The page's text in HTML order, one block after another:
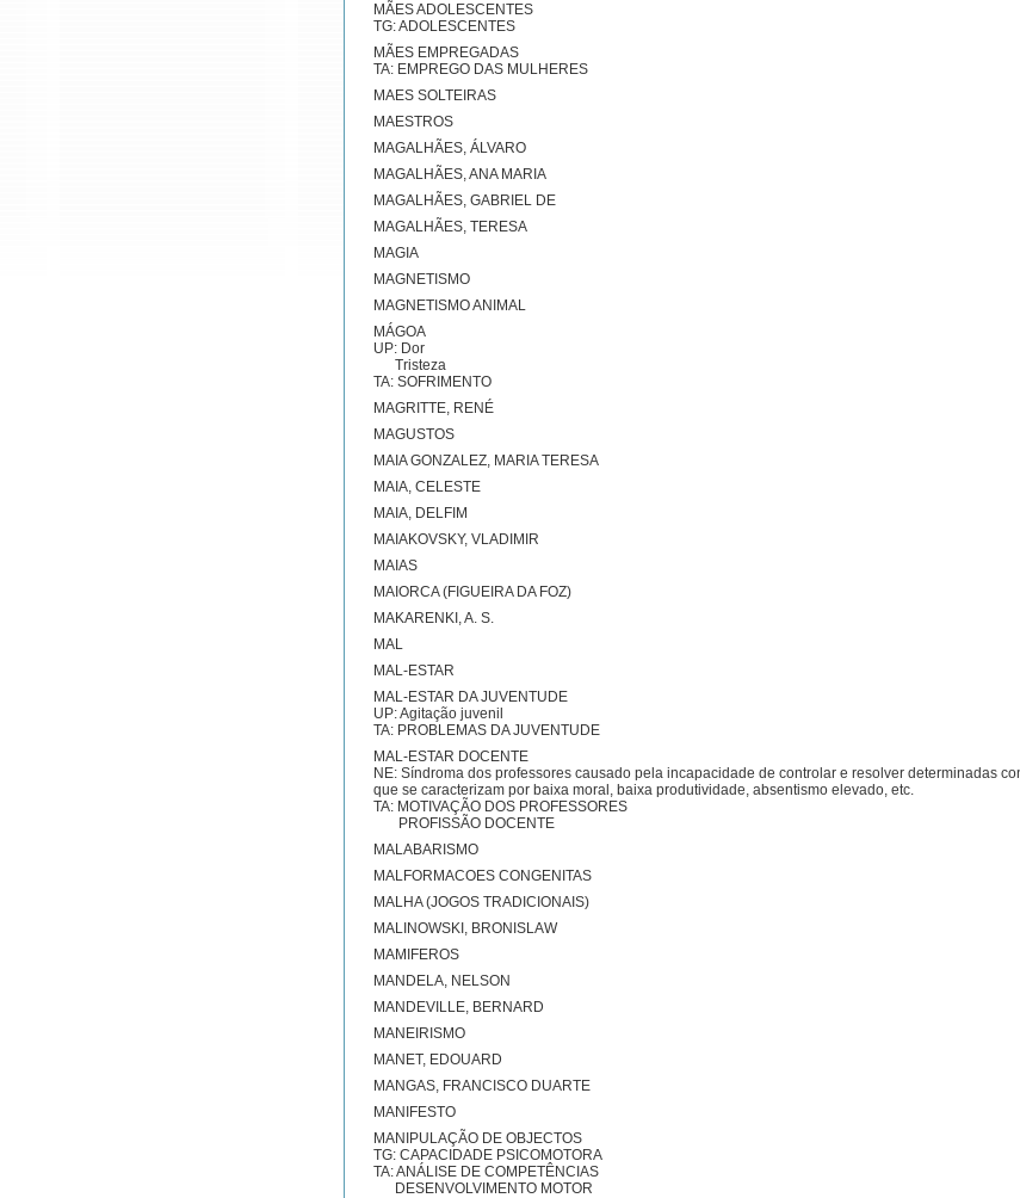
MÃES ADOLESCENTES
TG: ADOLESCENTES
MÃES EMPREGADAS
TA: EMPREGO DAS MULHERES
MAES SOLTEIRAS
MAESTROS
MAGALHÃES, ÁLVARO
MAGALHÃES, ANA MARIA
MAGALHÃES, GABRIEL DE
MAGALHÃES, TERESA
MAGIA
MAGNETISMO
MAGNETISMO ANIMAL
MÁGOA
UP: Dor
Tristeza
TA: SOFRIMENTO
MAGRITTE, RENÉ
MAGUSTOS
MAIA GONZALEZ, MARIA TERESA
MAIA, CELESTE
MAIA, DELFIM
MAIAKOVSKY, VLADIMIR
MAIAS
MAIORCA (FIGUEIRA DA FOZ)
MAKARENKI, A. S.
MAL
MAL-ESTAR
MAL-ESTAR DA JUVENTUDE
UP: Agitação juvenil
TA: PROBLEMAS DA JUVENTUDE
MAL-ESTAR DOCENTE
NE: Síndroma dos professores causado pela incapacidade de controlar e resolver determinadas
que se caracterizam por baixa moral, baixa produtividade, absentismo elevado, etc.
TA: MOTIVAÇÃO DOS PROFESSORES
PROFISSÃO DOCENTE
MALABARISMO
MALFORMACOES CONGENITAS
MALHA (JOGOS TRADICIONAIS)
MALINOWSKI, BRONISLAW
MAMIFEROS
MANDELA, NELSON
MANDEVILLE, BERNARD
MANEIRISMO
MANET, EDOUARD
MANGAS, FRANCISCO DUARTE
MANIFESTO
MANIPULAÇÃO DE OBJECTOS
TG: CAPACIDADE PSICOMOTORA
TA: ANÁLISE DE COMPETÊNCIAS
DESENVOLVIMENTO MOTOR